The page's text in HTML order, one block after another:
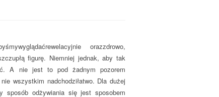
orazzdrowo,
figurę. Niemniej jednak, aby tak
A nie jest to pod żadnym pozorem
wszystkim nadchodziłatwo. Dla dużej
sposób odżywiania się jest sposobem